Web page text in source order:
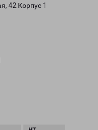
42 Корпус 1